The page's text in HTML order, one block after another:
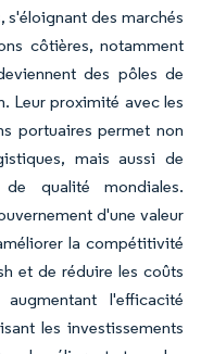
s'éloignant des marchés
côtières, notamment
des pôles de
Leur proximité avec les
portuaires permet non
mais aussi de
qualité mondiales.
d'une valeur
la compétitivité
et de réduire les coûts
l'efficacité
les investissements